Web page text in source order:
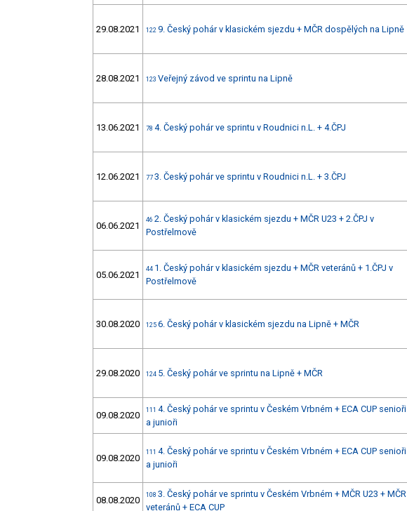
29.08.2021 122 9. Český pohár v klasickém sjezdu + MČR dospělých na Lipně
28.08.2021 123 Veřejný závod ve sprintu na Lipně
13.06.2021 78 4. Český pohár ve sprintu v Roudnici n.L. + 4.ČPJ
12.06.2021 77 3. Český pohár ve sprintu v Roudnici n.L. + 3.ČPJ
06.06.2021
46 2. Český pohár v klasickém sjezdu + MČR U23 + 2.ČPJ v
Postřelmově
05.06.2021
44 1. Český pohár v klasickém sjezdu + MČR veteránů + 1.ČPJ v
Postřelmově
30.08.2020 125 6. Český pohár v klasickém sjezdu na Lipně + MČR
29.08.2020 124 5. Český pohár ve sprintu na Lipně + MČR
09.08.2020 111 4. Český pohár ve sprintu v Českém Vrbném + ECA CUP senioři
a junioři
09.08.2020
111 4. Český pohár ve sprintu v Českém Vrbném + ECA CUP senioři
a junioři
08.08.2020 108 3. Český pohár ve sprintu v Českém Vrbném + MČR U23 + MČR
veteránů + ECA CUP